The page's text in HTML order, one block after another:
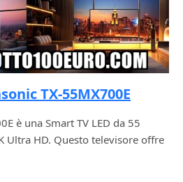
TX-55MX700E
è una Smart TV LED da 55
Ultra HD. Questo televisore offre